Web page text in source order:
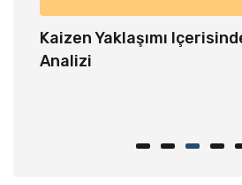
Kaizen Yaklaşımı
Analizi